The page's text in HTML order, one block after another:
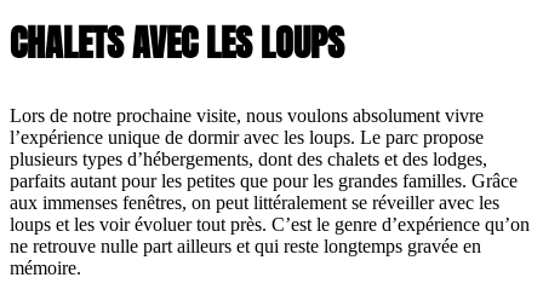
CHALETS AVEC LES LOUPS
Lors de notre prochaine visite, nous voulons absolument vivre
l’expérience unique de dormir avec les loups. Le parc propose
plusieurs types d’hébergements, dont des chalets et des lodges,
parfaits autant pour les petites que pour les grandes familles. Grâce
aux immenses fenêtres, on peut littéralement se réveiller avec les
loups et les voir évoluer tout près. C’est le genre d’expérience qu’on
ne retrouve nulle part ailleurs et qui reste longtemps gravée en
mémoire.